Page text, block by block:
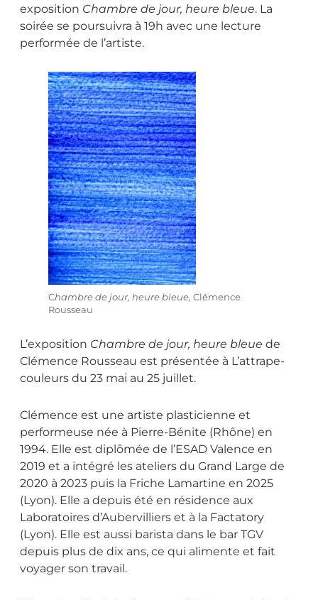
exposition Chambre de jour, heure bleue. La
soirée se poursuivra à 19h avec une lecture
performée de l’artiste.
Chambre de jour, heure bleue, Clémence
Rousseau
L’exposition Chambre de jour, heure bleue de
Clémence Rousseau est présentée à L’attrape-
couleurs du 23 mai au 25 juillet.
Clémence est une artiste plasticienne et
performeuse née à Pierre-Bénite (Rhône) en
1994. Elle est diplômée de l’ESAD Valence en
2019 et a intégré les ateliers du Grand Large de
2020 à 2023 puis la Friche Lamartine en 2025
(Lyon). Elle a depuis été en résidence aux
Laboratoires d’Aubervilliers et à la Factatory
(Lyon). Elle est aussi barista dans le bar TGV
depuis plus de dix ans, ce qui alimente et fait
voyager son travail.